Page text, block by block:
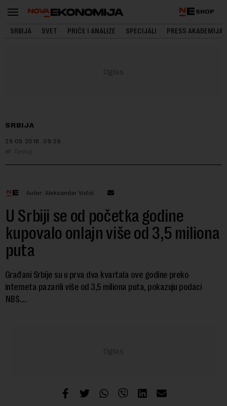
SHOP
SRBIJA SVET PRIČE I ANALIZE SPECIJALI PRESS AKADEMIJA
SRBIJA
29.09.2018. 09:26
Tanjug
Autor: Aleksandar Vučić
U Srbiji se od početka godine
kupovalo onlajn više od 3,5 miliona
puta
Građani Srbije su u prva dva kvartala ove godine preko
interneta pazarili više od 3,5 miliona puta, pokazuju podaci
NBS....